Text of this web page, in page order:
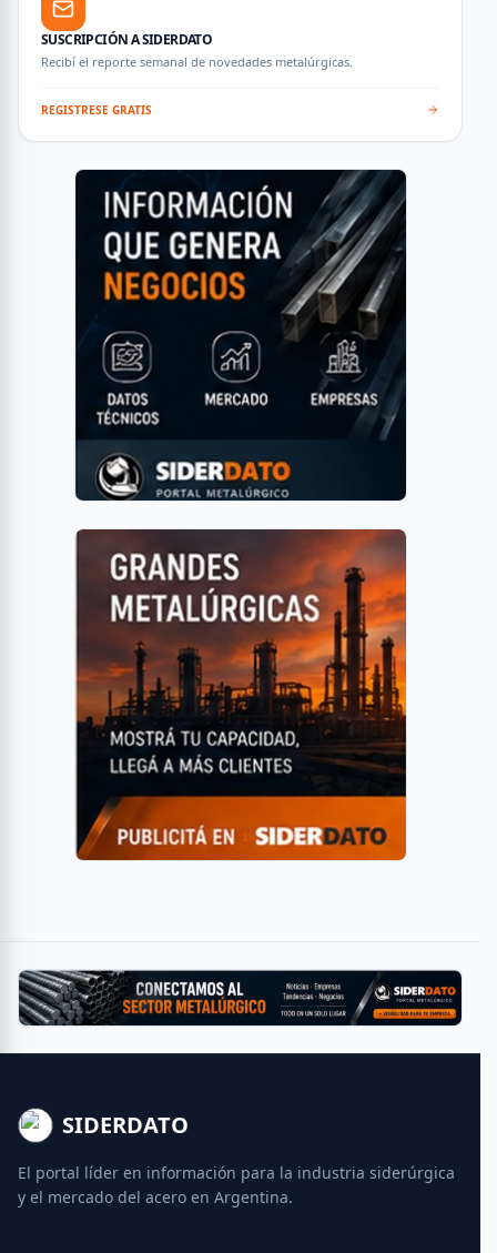
SUSCRIPCIÓN A SIDERDATO
Recibí el reporte semanal de novedades metalúrgicas.
REGISTRESE GRATIS
SIDERDATO
El portal líder en información para la industria siderúrgica
y el mercado del acero en Argentina.